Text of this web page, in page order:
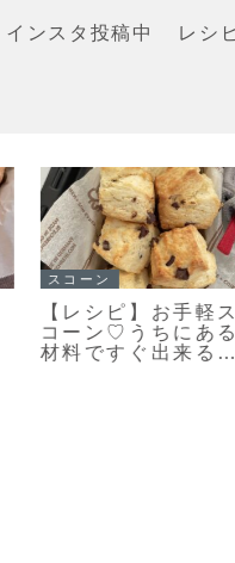
インスタ投稿中 レシ
ッ
ガト
クッキー
「おやつ何が
い？」あっと
になくなり